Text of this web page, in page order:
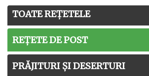
TOATE REȚETELE
REȚETE DE POST
PRĂJITURI ȘI DESERTURI